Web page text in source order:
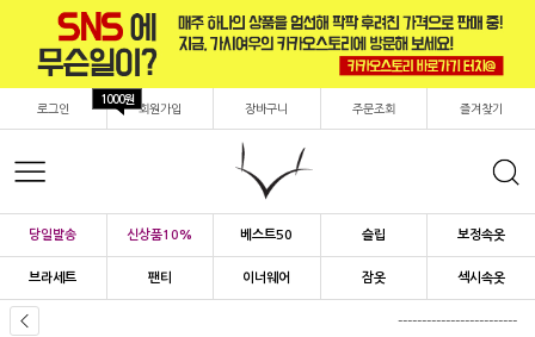
로그인 회원가입
1000원
장바구니 주문조회 즐겨찾기
당일발송 신상품10% 베스트50 슬립 보정속옷
브라세트 팬티 이너웨어 잠옷 섹시속옷
-------------------------